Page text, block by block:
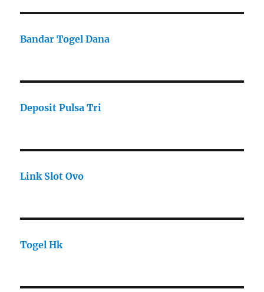
Bandar Togel Dana
Deposit Pulsa Tri
Link Slot Ovo
Togel Hk